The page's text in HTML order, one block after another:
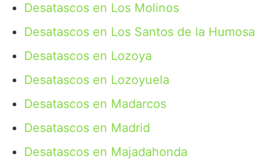
Desatascos en Los Molinos
Desatascos en Los Santos de la Humosa
Desatascos en Lozoya
Desatascos en Lozoyuela
Desatascos en Madarcos
Desatascos en Madrid
Desatascos en Majadahonda